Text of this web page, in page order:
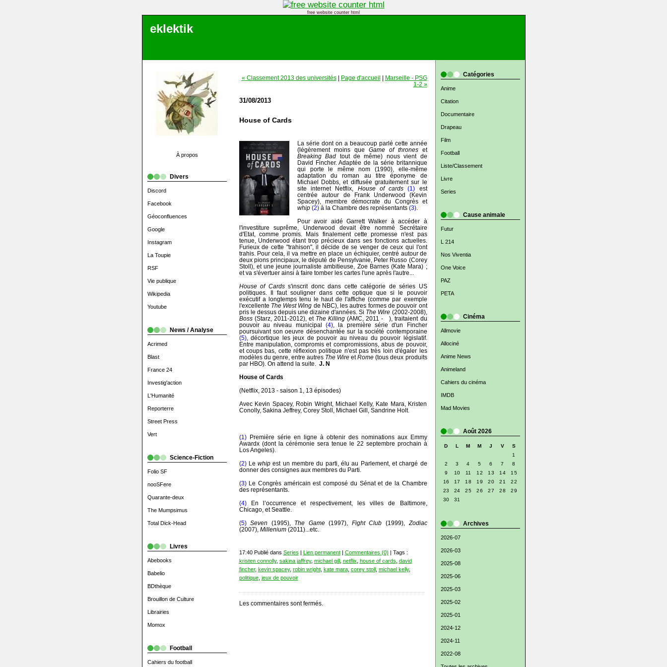
free website counter html
eklektik
À propos
Divers
Discord
Facebook
Géoconfluences
Google
Instagram
La Toupie
RSF
Vie publique
Wikipedia
Youtube
News / Analyse
Acrimed
Blast
France 24
Investig'action
L'Humanité
Reporterre
Street Press
Vert
Science-Fiction
Folio SF
nooSFere
Quarante-deux
The Mumpsimus
Total Dick-Head
Livres
Abebooks
Babelio
BDthèque
Brouillon de Culture
Librairies
Momox
Football
Cahiers du football
Catégories
Anime
Citation
Documentaire
Drapeau
Film
Football
Liste/Classement
Livre
Series
Cause animale
Futur
L 214
Nos Viventia
One Voice
PAZ
PETA
Cinéma
Allmovie
Allociné
Anime News
Animeland
Cahiers du cinéma
IMDB
Mad Movies
Août 2026
D L M M J V
S
1
2
3 4 5 6 7
8
9
10 11 12 13 14
15
16
17 18 19 20 21
22
23
24 25 26 27 28
29
30
31
Archives
2026-07
2026-03
2025-08
2025-06
2025-03
2025-02
2025-01
2024-12
2024-11
2022-08
« Classement 2013 des universités| Page d'accueil | Marseille - PSG
1-2 »
31/08/2013
House of Cards
La série dont on a beaucoup parlé cette année
(légèrement moins que Game of throneset
Breaking Bad tout de même) nous vient de
David Fincher. Adaptée de la série britannique
qui porte le même nom (1990), elle-même
adaptation du roman au titre éponyme de
Michael Dobbs, et diffusée gratuitement sur le
site internet Netflix, House of cards(1) est
centrée autour de Frank Underwood (Kevin
Spacey), membre démocrate du Congrès et
whip (2)à la Chambre des représentants (3).
Pour avoir aidé Garrett Walker à accéder à
l'investiture suprême, Underwood devait être nommé Secrétaire
d'Etat, comme promis. Mais finalement cette promesse n'est pas
tenue, Underwood étant trop précieux dans ses fonctions actuelles.
Furieux de cette "trahison", il décide de se venger de ceux qui l'ont
trahis. Pour cela, il va mettre en place un échiquier, centré autour de
deux pions principaux, le député de Pensylvanie, Peter Russo (Corey
Stoll), et une jeune journaliste ambitieuse, Zoe Barnes (Kate Mara) ;
et va s'évertuer ainsi à faire tomber les cartes l'une après l'autre...
House of Cardss'inscrit donc dans cette catégorie de séries US
politiques. Il faut souligner dans cette optique que si le pouvoir
exécutif a longtemps tenu le haut de l'affiche (comme par exemple
l'excellente The West Wing de NBC), les autres formes de pouvoir ont
pris le dessus depuis une dizaine d'années. Si The Wire (2002-2008),
Boss(Starz, 2011-2012), et The Killing(AMC, 2011 - ), traitaient du
pouvoir au niveau municipal (4), la première série d'un Fincher
poursuivant son oeuvre désenchantée sur la société contemporaine
(5), décortique les jeux de pouvoir au niveau du pouvoir législatif.
Entre manipulation, compromis et compromissions, abus de pouvoir,
et coups bas, cette réflexion politique n'est pas très loin d'égaler les
modèles du genre, entre autres The Wire etRome (tous deux produits
par HBO). On attend la suite. J. N
House of Cards
(Netflix, 2013 - saison 1, 13 épisodes)
Avec Kevin Spacey, Robin Wright, Michael Kelly, Kate Mara, Kristen
Conolly, Sakina Jeffrey, Corey Stoll, Michael Gill, Sandrine Holt.
(1) Première série en ligne à obtenir des nominations aux Emmy
Awardx (dont la cérémonie sera tenue le 22 septembre prochain à
Los Angeles).
(2)Lewhip est un membre du parti, élu au Parlement, et chargé de
donner des consignes aux membres du Parti.
(3)Le Congrès américain est composé du Sénat et de la Chambre
des représentants.
(4)En l’occurrence et respectivement, les villes de Baltimore,
Chicago, et Seattle.
(5) Seven (1995), The Game(1997), Fight Club (1999), Zodiac
(2007), Millenium(2011)...etc.
17:40 Publié dans Series | Lien permanent| Commentaires (0) | Tags :
kristen connolly, sakina jaffrey, michael gill, netflix house of cards david
fincher, kevin spacey, robin wright, kate mara, corey stoll, michael kelly,
politique, jeux de pouvoir
Les commentaires sont fermés.